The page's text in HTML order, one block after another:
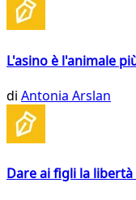
L'asino è l'animale
di Antonia Arslan
Dare ai figli la